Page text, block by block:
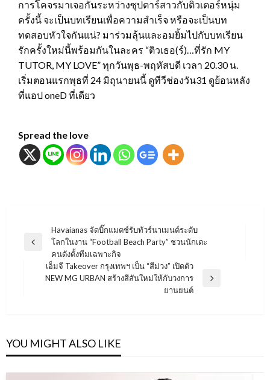
การโคจรมาเจอกันระหว่างซุปตาร์สาวกับติวเตอร์หนุ่ม
ครั้งนี้ จะเป็นบทเรียนเพื่อความสำเร็จ หรือจะเป็นบท
ทดสอบหัวใจกันแน่? มาร่วมลุ้นและอมยิ้มไปกับบทเรียน
รักครั้งใหม่นี้พร้อมกันในละคร “ติวเธอ(ร์)…ที่รัก MY
TUTOR, MY LOVE” ทุกวันพุธ-พฤหัสบดี เวลา 20.30 น.
เริ่มตอนแรกพุธที่ 24 มิถุนายนนี้ ดูทีวีช่องวัน31 ดูย้อนหลัง
ที่แอป oneD ที่เดียว
Spread the love
แนะแนว
เรื่อง
Previous
Havaianas จัดบิ๊กแมตช์รับทัวร์นาเมนต์ระดับ
โลกในงาน “Football Beach Party” ชวนนักเตะ
คนดังตั้งทีมเฉพาะกิจ
Next
เอ็มจี Takeover กรุงเทพฯ เป็น “สีม่วง” เปิดตัว
NEW MG URBAN สร้างสีสันใหม่ให้กับวงการ
ยานยนต์
YOU MIGHT ALSO LIKE